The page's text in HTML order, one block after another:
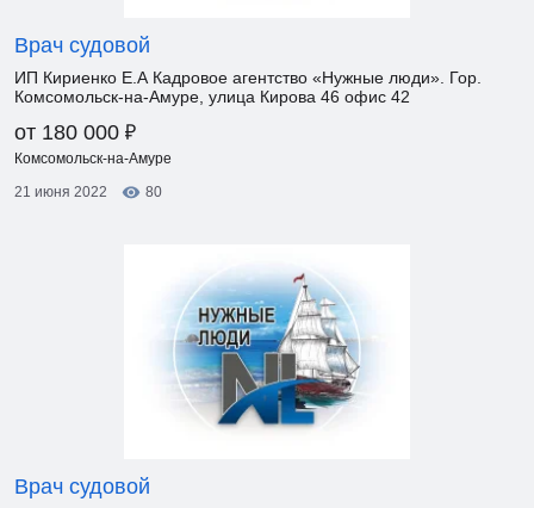
Врач судовой
ИП Кириенко Е.А Кадровое агентство «Нужные люди». Гор.
Комсомольск-на-Амуре, улица Кирова 46 офис 42
от 180 000 ₽
Комсомольск-на-Амуре
21 июня 2022
80
Врач судовой